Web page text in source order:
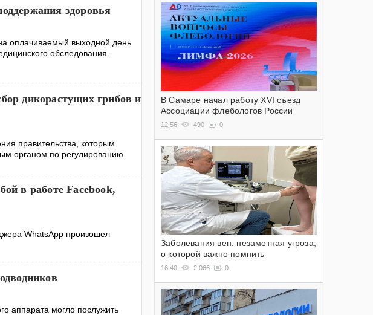
здоровья
оплачиваемый выходной день
обследования.
дикорастущих грибов и
правительства, которым
органом по регулированию
в работе Facebook,
WhatsApp произошел
аппарата могло послужить
В Самаре начал работу XVI съезд
Ассоциации флебологов России
12:56 490 0
Заболевания вен: незаметная угроза,
о которой важно помнить
16:40 2 066 0